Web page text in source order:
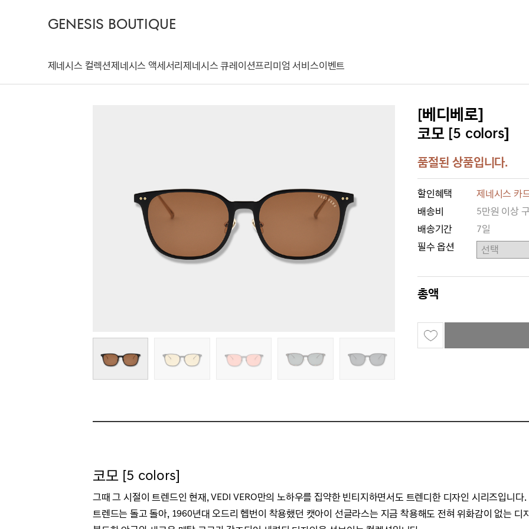
GENESIS BOUTIQUE
제네시스 컬렉션제네시스 액세서리제네시스 큐레이션프리미엄 서비스이벤트
[베디베로]
코모 [5 colors]
품절된 상품입니다.
할인혜택
제네시스 카
배송비
5만원 이상
배송기간
7일
필수 옵션
총액
코모 [5 colors]
그때 그 시절이 트렌드인 현재, VEDI VERO만의 노하우를 집약한 빈티지하면서도 트렌디한 디자인 시리즈입니다.
트렌드는 돌고 돌아, 1960년대 오드리 헵번이 착용했던 캣아이 선글라스는 지금 착용해도 전혀 위화감이 없는 디